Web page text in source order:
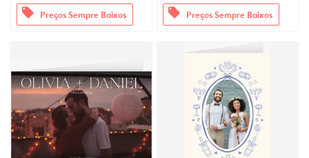
offers Preços Sempre Baixos offers Preços Sempre Baixos